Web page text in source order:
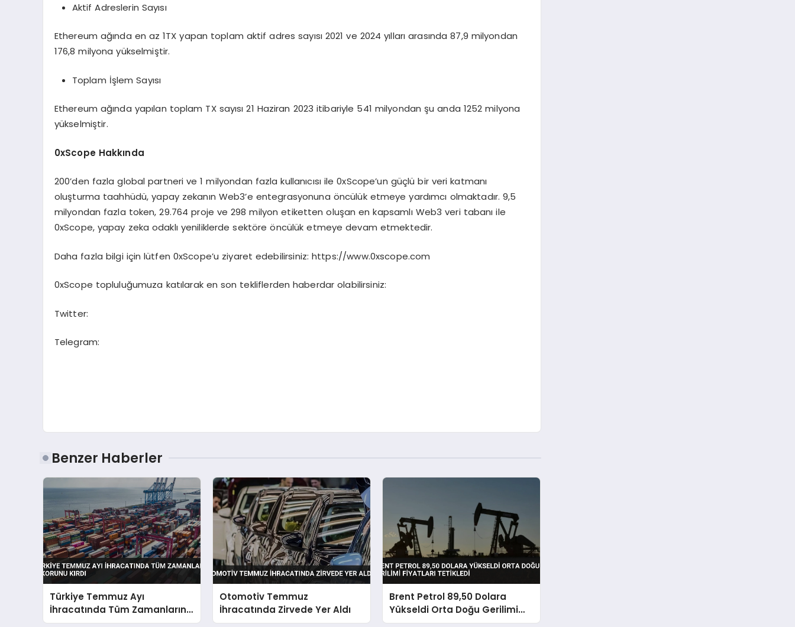
Aktif Adreslerin Sayısı
Ethereum ağında en az 1TX yapan toplam aktif adres sayısı 2021 ve 2024 yılları arasında 87,9 milyondan
176,8 milyona yükselmiştir.
Toplam İşlem Sayısı
Ethereum ağında yapılan toplam TX sayısı 21 Haziran 2023 itibariyle 541 milyondan şu anda 1252 milyona
yükselmiştir.
0xScope Hakkında
200’den fazla global partneri ve 1 milyondan fazla kullanıcısı ile 0xScope’un güçlü bir veri katmanı
oluşturma taahhüdü, yapay zekanın Web3’e entegrasyonuna öncülük etmeye yardımcı olmaktadır. 9,5
milyondan fazla token, 29.764 proje ve 298 milyon etiketten oluşan en kapsamlı Web3 veri tabanı ile
0xScope, yapay zeka odaklı yeniliklerde sektöre öncülük etmeye devam etmektedir.
Daha fazla bilgi için lütfen 0xScope’u ziyaret edebilirsiniz: https://www.0xscope.com
0xScope topluluğumuza katılarak en son tekliflerden haberdar olabilirsiniz:
Twitter:
Telegram:
Benzer Haberler
Türkiye Temmuz Ayı
İhracatında Tüm Zamanların
Rekorunu Kırdı
Otomotiv Temmuz
İhracatında Zirvede Yer Aldı
Brent Petrol 89,50 Dolara
Yükseldi Orta Doğu Gerilimi
Fiyatları Tetikledi